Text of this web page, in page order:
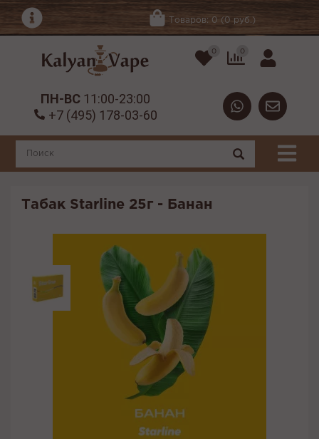
Товаров: 0 (0 руб.)
0 0
ПН-ВС 11:00-23:00
+7 (495) 178-03-60
Табак Starline 25г - Банан